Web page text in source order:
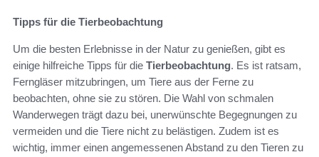
Tipps für die Tierbeobachtung
Um die besten Erlebnisse in der Natur zu genießen, gibt es
einige hilfreiche Tipps für die Tierbeobachtung. Es ist ratsam,
Ferngläser mitzubringen, um Tiere aus der Ferne zu
beobachten, ohne sie zu stören. Die Wahl von schmalen
Wanderwegen trägt dazu bei, unerwünschte Begegnungen zu
vermeiden und die Tiere nicht zu belästigen. Zudem ist es
wichtig, immer einen angemessenen Abstand zu den Tieren zu